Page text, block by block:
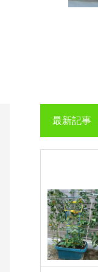
最新記事